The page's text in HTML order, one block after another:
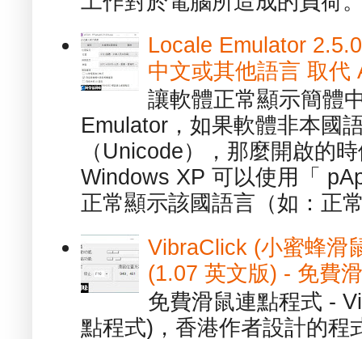
Locale Emulator
中文或其他語言 取代
讓軟體正常顯示簡體
Emulator，如果軟體非本國
（Unicode），那麼開啟的
Windows XP 可以使用「
正常顯示該國語言（如：正
VibraClick (小蜜蜂滑
(1.07 英文版) - 免費
免費滑鼠連點程式 -
點程式)，香港作者設計的程